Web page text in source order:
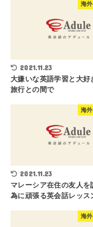
海
2021.11.23
大嫌いな英語学習と大好
旅行との間で
海
2021.11.23
マレーシア在住の友人を
為に頑張る英会話レッス
海